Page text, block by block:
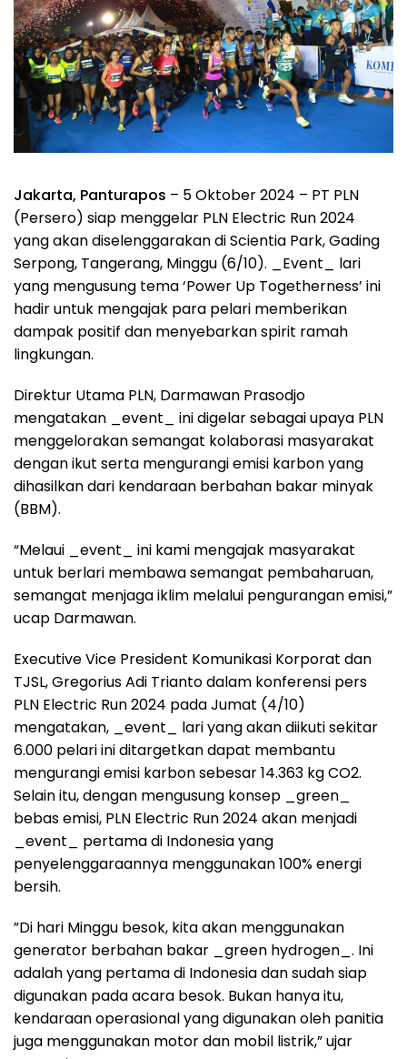
Jakarta, Panturapos – 5 Oktober 2024 – PT PLN
(Persero) siap menggelar PLN Electric Run 2024
yang akan diselenggarakan di Scientia Park, Gading
Serpong, Tangerang, Minggu (6/10). _Event_ lari
yang mengusung tema ‘Power Up Togetherness’ ini
hadir untuk mengajak para pelari memberikan
dampak positif dan menyebarkan spirit ramah
lingkungan.
Direktur Utama PLN, Darmawan Prasodjo
mengatakan _event_ ini digelar sebagai upaya PLN
menggelorakan semangat kolaborasi masyarakat
dengan ikut serta mengurangi emisi karbon yang
dihasilkan dari kendaraan berbahan bakar minyak
(BBM).
“Melaui _event_ ini kami mengajak masyarakat
untuk berlari membawa semangat pembaharuan,
semangat menjaga iklim melalui pengurangan emisi,”
ucap Darmawan.
Executive Vice President Komunikasi Korporat dan
TJSL, Gregorius Adi Trianto dalam konferensi pers
PLN Electric Run 2024 pada Jumat (4/10)
mengatakan, _event_ lari yang akan diikuti sekitar
6.000 pelari ini ditargetkan dapat membantu
mengurangi emisi karbon sebesar 14.363 kg CO2.
Selain itu, dengan mengusung konsep _green_
bebas emisi, PLN Electric Run 2024 akan menjadi
_event_ pertama di Indonesia yang
penyelenggaraannya menggunakan 100% energi
bersih.
”Di hari Minggu besok, kita akan menggunakan
generator berbahan bakar _green hydrogen_. Ini
adalah yang pertama di Indonesia dan sudah siap
digunakan pada acara besok. Bukan hanya itu,
kendaraan operasional yang digunakan oleh panitia
juga menggunakan motor dan mobil listrik,” ujar